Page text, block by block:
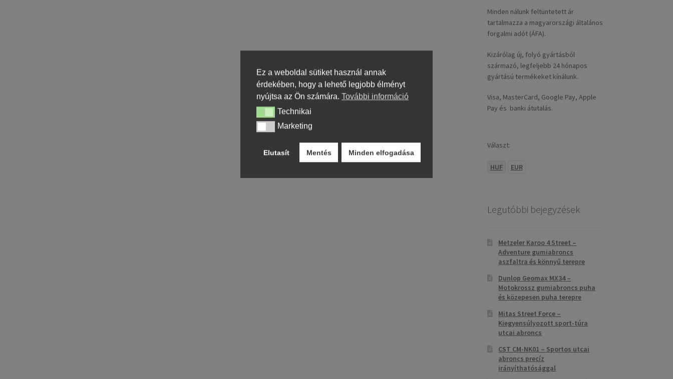
Minden nálunk feltüntetett ár
tartalmazza a magyarországi általános
forgalmi adót (ÁFA).
Kizárólag új, folyó gyártásból
származó, legfeljebb 24 hónapos
gyártású termékeket kínálunk.
Visa, MasterCard, Google Pay, Apple
Pay és banki átutalás.
Választ:
HUF EUR
Legutóbbi bejegyzések
Metzeler Karoo 4 Street –
Adventure gumiabroncs
aszfaltra és könnyű terepre
Dunlop Geomax MX34 –
Motokrossz gumiabroncs puha
és közepesen puha terepre
Mitas Street Force –
Kiegyensúlyozott sport-túra
utcai abroncs
CST CM-NK01 – Sportos utcai
abroncs precíz
irányíthatósággal
Ez a weboldal sütiket használ annak
érdekében, hogy a lehető legjobb élményt
nyújtsa az Ön számára. További információ
TechnikaiTechnikai
MarketingMarketing
Elutasít Mentés Minden elfogadása